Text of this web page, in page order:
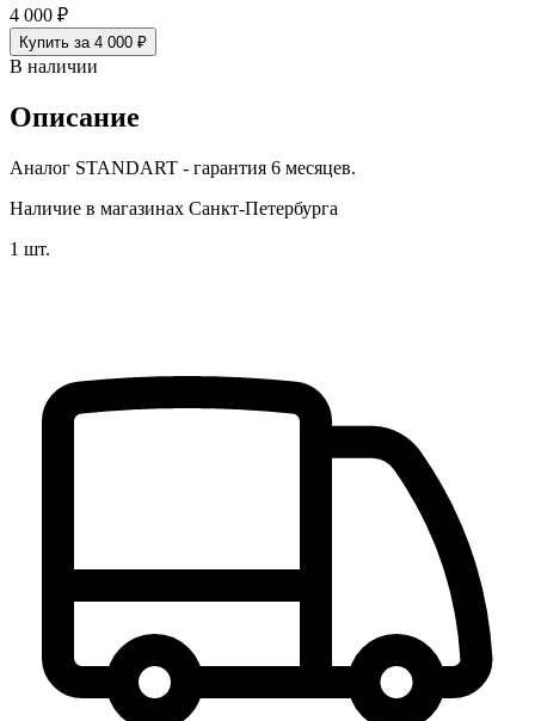
4 000 ₽
Купить за 4 000 ₽
В наличии
Описание
Аналог STANDART - гарантия 6 месяцев.
Наличие в магазинах Санкт-Петербурга
1 шт.